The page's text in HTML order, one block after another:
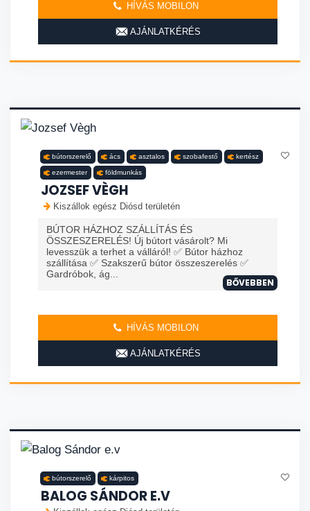
HÍVÁS MOBILON
AJÁNLATKÉRÉS
bútorszerelő ács asztalos szobafestő kertész
ezermester földmunkás
JOZSEF VÈGH
Kiszállok egész Diósd területén
BÚTOR HÁZHOZ SZÁLLÍTÁS ÉS
ÖSSZESZERELÉS! Új bútort vásárolt? Mi
levesszük a terhet a válláról! ✅ Bútor házhoz
szállítása ✅ Szakszerű bútor összeszerelés ✅
Gardróbok, ág...
BŐVEBBEN
HÍVÁS MOBILON
AJÁNLATKÉRÉS
bútorszerelő kárpitos
BALOG SÁNDOR E.V